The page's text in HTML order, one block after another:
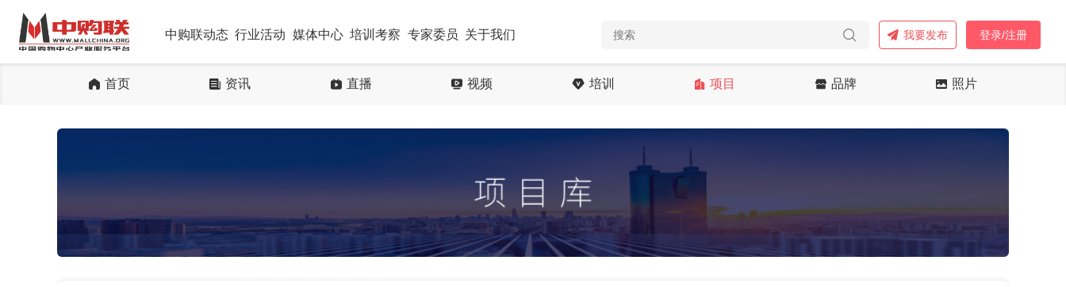
中购联动态 行业活动 媒体中心 培训考察 专家委员 关于我们 我要发布 登录/注册
首页 资讯 直播 视频 培训 项目 品牌 照片